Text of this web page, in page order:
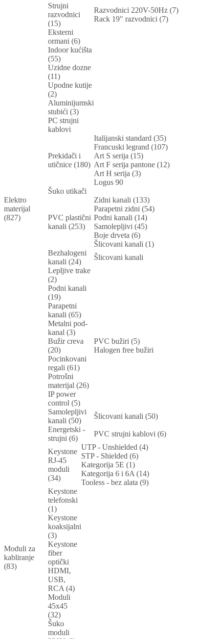
Elektro
materijal
(827)
Strujni
razvodnici
(15)
Razvodnici 220V-50Hz (7)
Rack 19" razvodnici (7)
Eksterni
ormani (6)
Indoor kućišta
(55)
Uzidne dozne
(11)
Upodne kutije
(2)
Aluminijumski
stubići (3)
PC strujni
kablovi
Prekidači i
utičnice (180)
Italijanski standard (35)
Francuski legrand (107)
Art S serija (15)
Art F serija pantone (12)
Art H serija (3)
Logus 90
Šuko utikači
PVC plastični
kanali (253)
Zidni kanali (133)
Parapetni zidni (54)
Podni kanali (14)
Samolepljivi (45)
Boje drveta (6)
Šlicovani kanali (1)
Bezhalogeni
kanali (24)
Šlicovani kanali
Lepljive trake
(2)
Podni kanali
(19)
Parapetni
kanali (65)
Metalni pod-
kanal (3)
Bužir creva
(20)
PVC bužiri (5)
Halogen free bužiri
Pocinkovani
regali (61)
Potrošni
materijal (26)
IP power
control (5)
Samolepljivi
kanali (50)
Šlicovani kanali (50)
Energetski -
strujni (6)
PVC strujni kablovi (6)
Moduli za
kabliranje
(83)
Keystone
RJ-45
moduli
(34)
UTP - Unshielded (4)
STP - Shielded (6)
Kategorija 5E (1)
Kategorija 6 i 6A (14)
Tooless - bez alata (9)
Keystone
telefonski
(1)
Keystone
koaksijalni
(3)
Keystone
fiber
optički
HDMI,
USB,
RCA (4)
Moduli
45x45
(32)
Šuko
moduli